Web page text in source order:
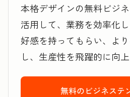
本格デザインの無料ビジ
活用して、業務を効率化
好感を持ってもらい、よ
し、生産性を飛躍的に向
無料のビジネステ